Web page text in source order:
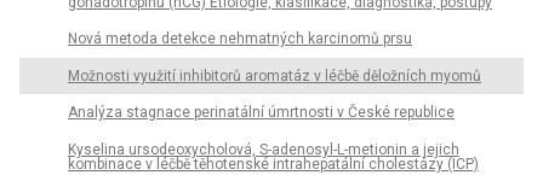
Nová metoda detekce nehmatných karcinomů prsu
Možnosti využití inhibitorů aromatáz v léčbě děložních myomů
Analýza stagnace perinatální úmrtnosti v České republice
Kyselina ursodeoxycholová, S-adenosyl-L-metionin a jejich
kombinace v léčbě těhotenské intrahepatální cholestázy (ICP)